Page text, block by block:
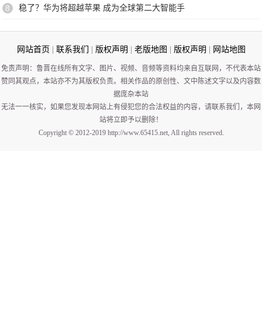
8 稳了？华为将超越苹果 成为全球第二大智能手
网站首页 联系我们 版权声明 老版地图 版权声明 网站地图
免责声明：鲁晋在线所有文字、图片、视频、音频等资料均来自互联网，不代表本站
赞同其观点，本站亦不为其版权负责。相关作品的原创性、文中陈述文字以及内容数
据庞杂本站
无法一一核实，如果您发现本网站上有侵犯您的合法权益的内容，请联系我们，本网
站将立即予以删除！
Copyright © 2012-2019 http://www.65415.net, All rights reserved.